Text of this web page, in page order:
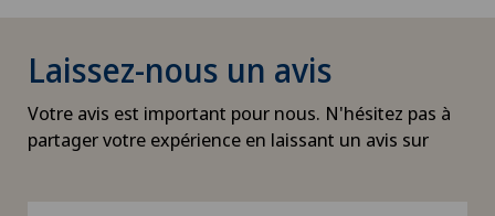
Laissez-nous un avis
Votre avis est important pour nous. N'hésitez pas à
partager votre expérience en laissant un avis sur